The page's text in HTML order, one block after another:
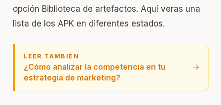
opción Biblioteca de artefactos. Aquí veras una
lista de los APK en diferentes estados.
LEER TAMBIÉN
¿Cómo analizar la competencia en tu
estrategia de marketing?
→